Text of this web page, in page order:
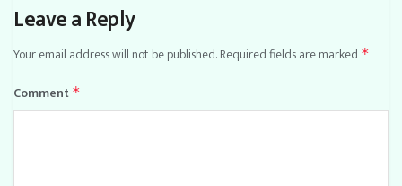
Leave a Reply
Your email address will not be published.Required fields are marked *
Comment *